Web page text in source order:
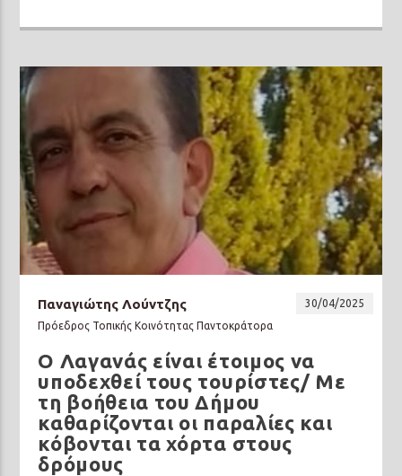
Παναγιώτης Λούντζης
30/04/2025
Πρόεδρος Τοπικής Κοινότητας Παντοκράτορα
Ο Λαγανάς είναι έτοιμος να
υποδεχθεί τους τουρίστες/ Με
τη βοήθεια του Δήμου
καθαρίζονται οι παραλίες και
κόβονται τα χόρτα στους
δρόμους